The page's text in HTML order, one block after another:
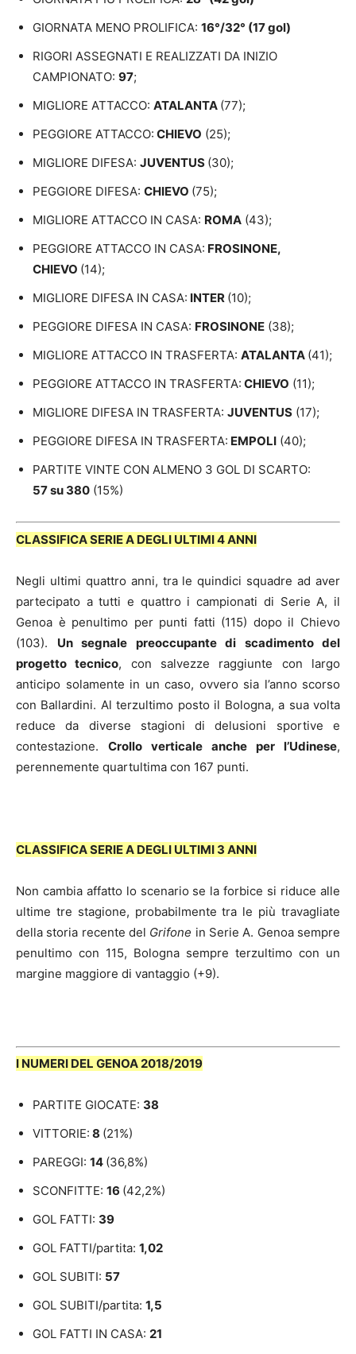
GIORNATA MENO PROLIFICA: 16°/32° (17 gol)
RIGORI ASSEGNATI E REALIZZATI DA INIZIO
CAMPIONATO: 97;
MIGLIORE ATTACCO: ATALANTA (77);
PEGGIORE ATTACCO: CHIEVO (25);
MIGLIORE DIFESA: JUVENTUS (30);
PEGGIORE DIFESA: CHIEVO (75);
MIGLIORE ATTACCO IN CASA: ROMA (43);
PEGGIORE ATTACCO IN CASA: FROSINONE,
CHIEVO (14);
MIGLIORE DIFESA IN CASA: INTER (10);
PEGGIORE DIFESA IN CASA: FROSINONE (38);
MIGLIORE ATTACCO IN TRASFERTA: ATALANTA (41);
PEGGIORE ATTACCO IN TRASFERTA: CHIEVO (11);
MIGLIORE DIFESA IN TRASFERTA: JUVENTUS (17);
PEGGIORE DIFESA IN TRASFERTA: EMPOLI (40);
PARTITE VINTE CON ALMENO 3 GOL DI SCARTO:
57su 380 (15%)
CLASSIFICA SERIE A DEGLI ULTIMI 4 ANNI
Negli ultimi quattro anni, tra le quindici squadre ad aver
partecipato a tutti e quattro i campionati di Serie A, il
Genoa è penultimo per punti fatti (115) dopo il Chievo
(103). Un segnale preoccupante di scadimento del
progetto tecnico, con salvezze raggiunte con largo
anticipo solamente in un caso, ovvero sia l’anno scorso
con Ballardini. Al terzultimo posto il Bologna, a sua volta
reduce da diverse stagioni di delusioni sportive e
contestazione. Crollo verticale anche per l’Udinese,
perennemente quartultima con 167 punti.
CLASSIFICA SERIE A DEGLI ULTIMI 3 ANNI
Non cambia affatto lo scenario se la forbice si riduce alle
ultime tre stagione, probabilmente tra le più travagliate
della storia recente del Grifone in Serie A. Genoa sempre
penultimo con 115, Bologna sempre terzultimo con un
margine maggiore di vantaggio (+9).
I NUMERI DEL GENOA 2018/2019
PARTITE GIOCATE: 38
VITTORIE: 8 (21%)
PAREGGI: 14 (36,8%)
SCONFITTE: 16 (42,2%)
GOL FATTI: 39
GOL FATTI/partita: 1,02
GOL SUBITI: 57
GOL SUBITI/partita: 1,5
GOL FATTI IN CASA: 21